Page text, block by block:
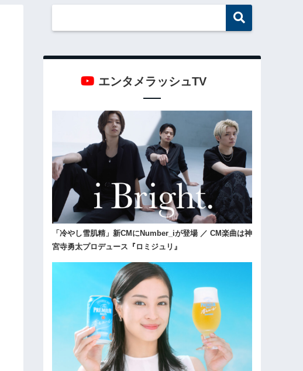
エンタメラッシュTV
「冷やし雪肌精」新CMにNumber_iが登場 ／ CM楽曲は神
宮寺勇太プロデュース『ロミジュリ』